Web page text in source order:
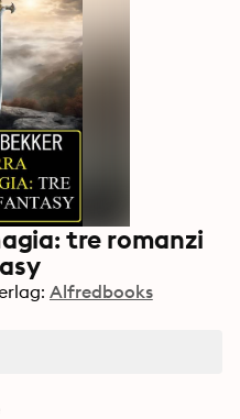
tre romanzi
Alfredbooks